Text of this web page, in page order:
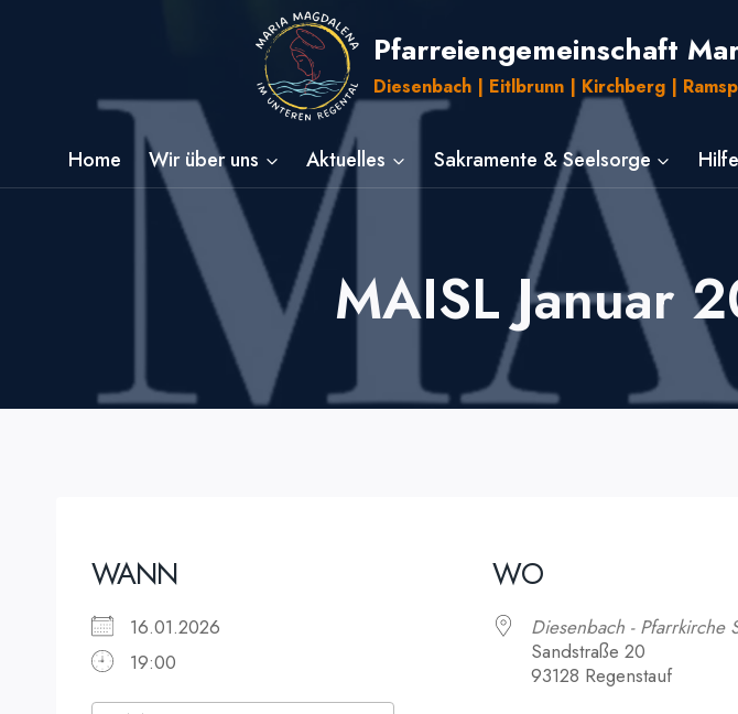
Pfarreiengemeinschaft
Diesenbach | Eitlbrunn | Kirchberg |
Home Wir über uns Aktuelles Sakramente & Seelsorge
MAISL Januar
WANN
16.01.2026
19:00
WO
Diesenbach - Pfarrkirche
Sandstraße 20
93128 Regenstauf